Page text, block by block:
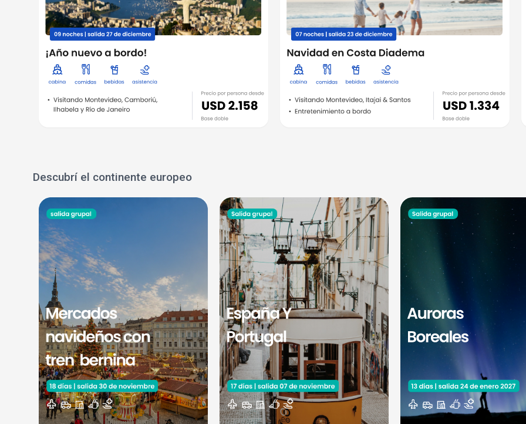
Descubrí el continente europeo